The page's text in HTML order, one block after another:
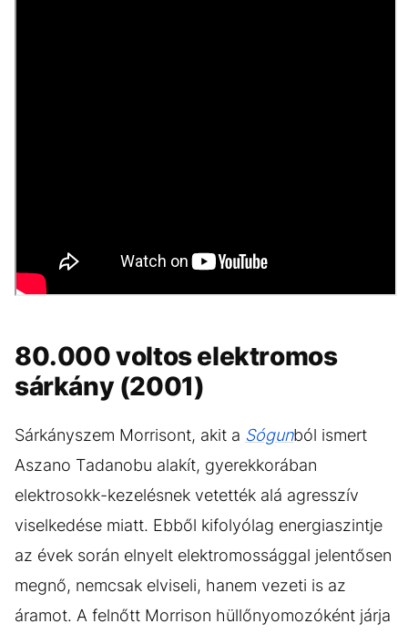
80.000 voltos elektromos
sárkány (2001)
Sárkányszem Morrisont, akit a Sógunból ismert
Aszano Tadanobu alakít, gyerekkorában
elektrosokk-kezelésnek vetették alá agresszív
viselkedése miatt. Ebből kifolyólag energiaszintje
az évek során elnyelt elektromossággal jelentősen
megnő, nemcsak elviseli, hanem vezeti is az
áramot. A felnőtt Morrison hüllőnyomozóként járja